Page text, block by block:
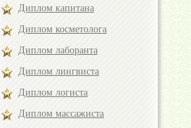
Диплом капитана
Диплом косметолога
Диплом лаборанта
Диплом лингвиста
Диплом логиста
Диплом массажиста